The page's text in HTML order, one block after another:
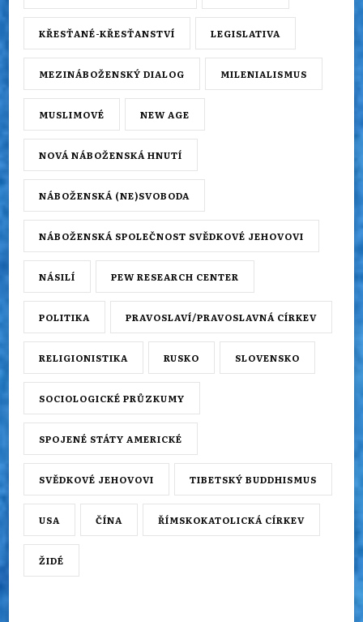
KŘESŤANÉ-KŘESŤANSTVÍ LEGISLATIVA
MEZINÁBOŽENSKÝ DIALOG MILENIALISMUS
MUSLIMOVÉ NEW AGE
NOVÁ NÁBOŽENSKÁ HNUTÍ
NÁBOŽENSKÁ (NE)SVOBODA
NÁBOŽENSKÁ SPOLEČNOST SVĚDKOVÉ JEHOVOVI
NÁSILÍ PEW RESEARCH CENTER
POLITIKA PRAVOSLAVÍ/PRAVOSLAVNÁ CÍRKEV
RELIGIONISTIKA RUSKO SLOVENSKO
SOCIOLOGICKÉ PRŮZKUMY
SPOJENÉ STÁTY AMERICKÉ
SVĚDKOVÉ JEHOVOVI TIBETSKÝ BUDDHISMUS
USA ČÍNA ŘÍMSKOKATOLICKÁ CÍRKEV
ŽIDÉ